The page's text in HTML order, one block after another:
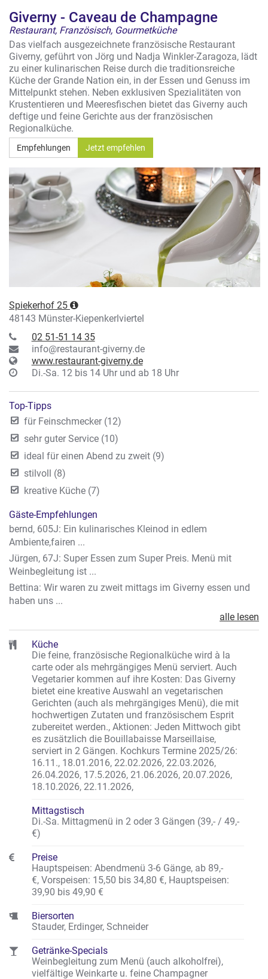
Giverny - Caveau de Champagne
Restaurant, Französisch, Gourmetküche
Das vielfach ausgezeichnete französische Restaurant
Giverny, geführt von Jörg und Nadja Winkler-Zaragoza, lädt
zu einer kulinarischen Reise durch die traditionsreiche
Küche der Grande Nation ein, in der Essen und Genuss im
Mittelpunkt stehen. Neben exklusiven Spezialitäten von
Krustentieren und Meeresfischen bietet das Giverny auch
deftige und feine Gerichte aus der französischen
Regionalküche.
Empfehlungen Jetzt empfehlen
Spiekerhof 25
48143 Münster-Kiepenkerlviertel
02 51-51 14 35
info@restaurant-giverny.de
www.restaurant-giverny.de
Di.-Sa. 12 bis 14 Uhr und ab 18 Uhr
Top-Tipps
für Feinschmecker (12)
sehr guter Service (10)
ideal für einen Abend zu zweit (9)
stilvoll (8)
kreative Küche (7)
Gäste-Empfehlungen
bernd, 605J: Ein kulinarisches Kleinod in edlem
Ambiente,fairen ...
Jürgen, 67J: Super Essen zum Super Preis. Menü mit
Weinbegleitung ist ...
Bettina: Wir waren zu zweit mittags im Giverny essen und
haben uns ...
alle lesen
Küche
Die feine, französische Regionalküche wird à la
carte oder als mehrgängiges Menü serviert. Auch
Vegetarier kommen auf ihre Kosten: Das Giverny
bietet eine kreative Auswahl an vegetarischen
Gerichten (auch als mehrgängiges Menü), die mit
hochwertigen Zutaten und französischem Esprit
zubereitet werden., Aktionen: Jeden Mittwoch gibt
es zusätzlich die Bouillabaisse Marseillaise,
serviert in 2 Gängen. Kochkurs Termine 2025/26:
16.11., 18.01.2016, 22.02.2026, 22.03.2026,
26.04.2026, 17.5.2026, 21.06.2026, 20.07.2026,
18.10.2026, 22.11.2026,
Mittagstisch
Di.-Sa. Mittagmenü in 2 oder 3 Gängen (39,- / 49,-
€)
Preise
Hauptspeisen: Abendmenü 3-6 Gänge, ab 89,-
€, Vorspeisen: 15,50 bis 34,80 €, Hauptspeisen:
39,90 bis 49,90 €
Biersorten
Stauder, Erdinger, Schneider
Getränke-Specials
Weinbegleitung zum Menü (auch alkoholfrei),
vielfältige Weinkarte u. feine Champagner